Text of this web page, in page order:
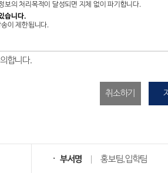
의 처리목적이 달성되면 지체 없이 파기합니다.
습니다.
이 제한됩니다.
합니다.
취소하기
부서명 홍보팀,입학팀